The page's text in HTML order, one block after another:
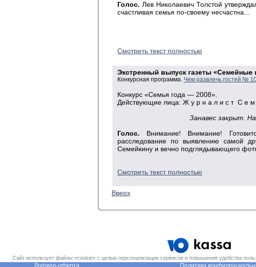
Голос. Лев Николаевич Толстой
счастливая семья по-своему несчастна...
Смотреть текст полностью
Экстренный выпуск газеты «Семейные
Конкурсная программа. Чем развлечь гостей №
Конкурс «Семья года — 2008».
Действующие лица: Ж у р н а л и с т С е м
Занавес закрыт.
Голос. Внимание! Внимание!
расследование по выявлению самой
Семейкину и вечно под­глядывающего
Смотреть текст полностью
Вверх
Сайт использует файлы «cookie» с целью персонализации сервисов и повышения удобства
Договор-оферта. Политика